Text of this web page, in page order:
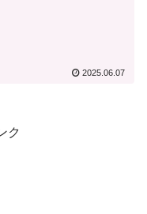
2025.06.07
ク